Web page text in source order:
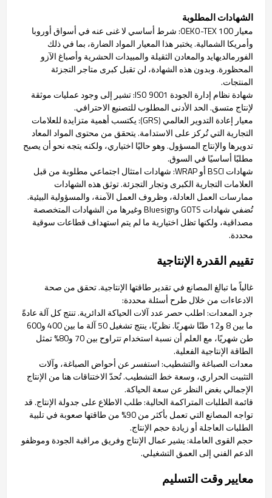
الشهادات المطلوبة
معيار OEKO-TEX 100: شرط أساسي لا غنى عنه في أسواق أوروبا
وأمريكا الشمالية. يختبر هذا المعيار المواد الضارة، بما في ذلك
الفورمالديهايد والمعادن الثقيلة والمبيدات الحشرية وأصباغ الآزو
المحظورة. وبدون هذه الشهادة، لن تقبل كبرى متاجر التجزئة
المنتجات.
شهادة نظام إدارة الجودة ISO 9001: تشير إلى وجود عمليات موثقة
لإنتاج متسق. الحد الأدنى المطلوب للتصنيع الاحترافي.
معيار إعادة التدوير العالمي (GRS): يكتسب أهمية متزايدة للعلامات
التجارية التي تُركز على الاستدامة. يتحقق من محتوى المواد المعاد
تدويرها والإنتاج المسؤول. وهو حاليًا اختياري، ولكنه يتجه نحو أن يصبح
مطلبًا أساسيًا في السوق.
شهادات BSCI أو WRAP: شهادات امتثال اجتماعي مطلوبة من قبل
العلامات التجارية الكبرى وتجار التجزئة. توثق هذه الشهادات
ممارسات العمل العادلة، وظروف العمل الآمنة، والمسؤولية البيئية.
تُضفي شهادات GOTS وBluesign وغيرها من الشهادات المتخصصة
مصداقية، ولكنها تظل اختيارية ما لم يتم استهداف قطاعات سوقية
محددة.
تقييم القدرة الإنتاجية
غالباً ما تبالغ المصانع في تقدير طاقتها الإنتاجية. تحقق من صحة
الادعاءات من خلال طرح أسئلة محددة:
جرد المعدات: اطلب حصر عدد آلات الحياكة الدائرية. تنتج كل آلة عادةً
ما بين 8 و12 طنًا شهريًا. نظريًا، ينتج تشغيل 50 آلة ما بين 400 و600
طن شهريًا، مع العلم أن نسبة استخدام تتراوح بين 70 و80% تمثل
الطاقة الإنتاجية الفعلية.
معدات الصباغة والتشطيب: استفسر عن أحواض الصباغة، وآلات
التثبيت الحراري، وسعة خط التشطيب. تُحدّ الاختناقات هنا من الإنتاج
الإجمالي بغض النظر عن سعة الحياكة.
قائمة الطلبات المتراكمة الحالية: طلب الاطلاع على جدولة الإنتاج. قد
تواجه المصانع التي تعمل بأكثر من 90% من طاقتها صعوبة في تلبية
الطلبات العاجلة أو زيادة حجم الإنتاج.
حجم القوى العاملة: يشير عمال الإنتاج وفريق مراقبة الجودة وموظفو
الدعم الفني إلى العمق التشغيلي.
معايير وقت التسليم